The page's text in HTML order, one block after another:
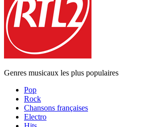
Genres musicaux les plus populaires
Pop
Rock
Chansons françaises
Electro